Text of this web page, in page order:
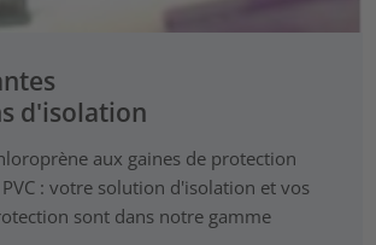
d'isolation
aux gaines de protection
PVC : votre solution d'isolation et vos
sont dans notre gamme